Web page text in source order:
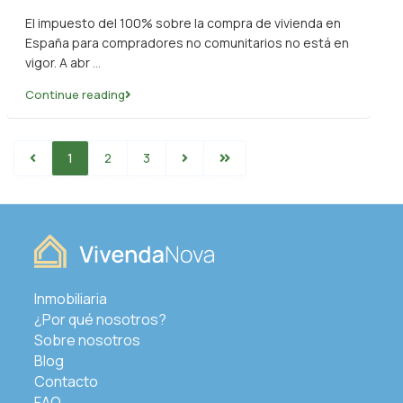
El impuesto del 100% sobre la compra de vivienda en
España para compradores no comunitarios no está en
vigor. A abr...
Continue reading
1 2 3
Inmobiliaria
¿Por qué nosotros?
Sobre nosotros
Blog
Contacto